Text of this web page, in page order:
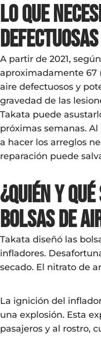
Lo que
A partir de 2021,
aproximadamente 67
aire defectuosos y
gravedad de las
Takata puede
próximas semanas.
a hacer los arreglos
reparación puede
¿Quién y
bolsas de
Takata diseñó las
infladores.
secado. El nitrato de
La ignición del
una explosión. Esta
pasajeros y al rostro,